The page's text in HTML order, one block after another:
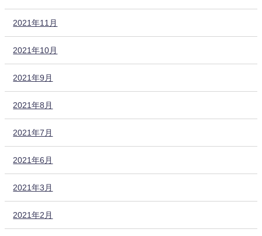
2021年11月
2021年10月
2021年9月
2021年8月
2021年7月
2021年6月
2021年3月
2021年2月